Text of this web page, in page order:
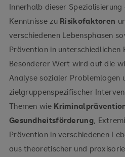
Innerhalb dieser
Kenntnisse zu Risikofaktoren
verschiedenen Lebensphasen
Prävention in unterschiedlichen
Besonderer Wert wird auf die
Analyse sozialer Problemlagen
zielgruppenspezifischer
Themen wie
Gesundheitsförderung,
Prävention in verschiedenen
aus theoretischer und